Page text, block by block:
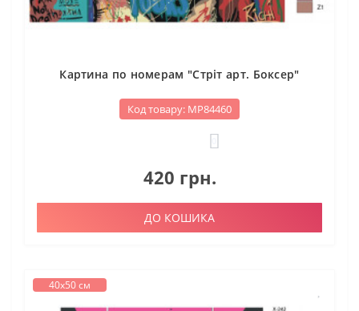
Картина по номерам "Стріт арт. Боксер"
Код товару: МР84460
420 грн.
ДО КОШИКА
40х50 см